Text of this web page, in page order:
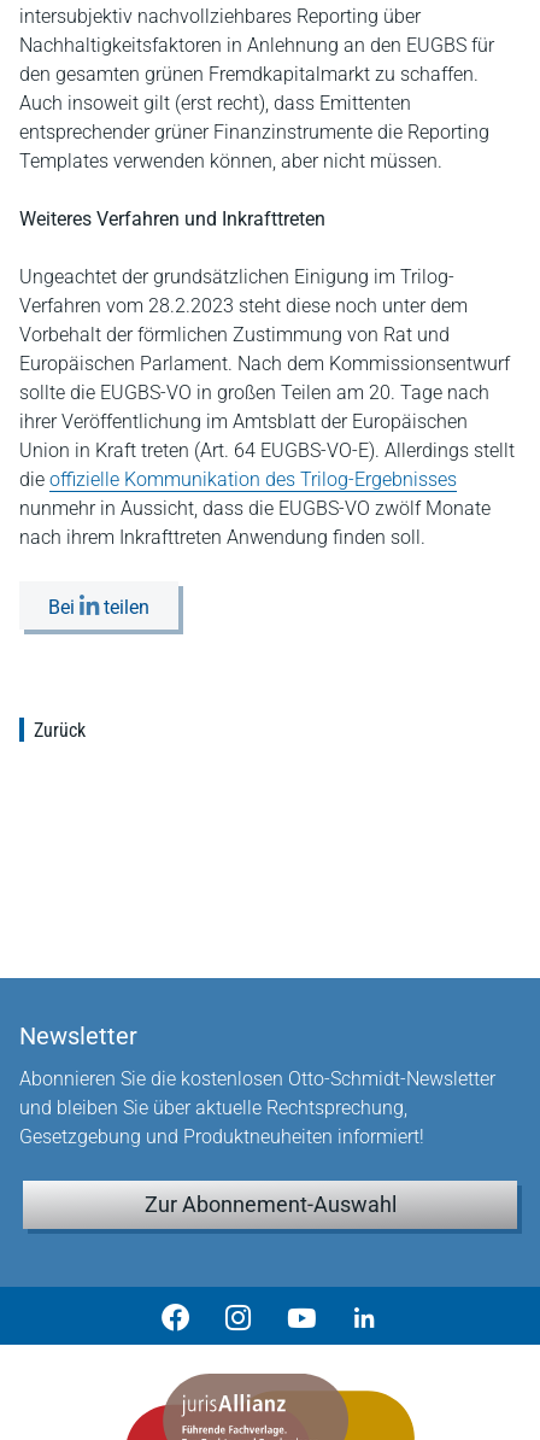
intersubjektiv nachvollziehbares Reporting über
Nachhaltigkeitsfaktoren in Anlehnung an den EUGBS für
den gesamten grünen Fremdkapitalmarkt zu schaffen.
Auch insoweit gilt (erst recht), dass Emittenten
entsprechender grüner Finanzinstrumente die Reporting
Templates verwenden können, aber nicht müssen.
Weiteres Verfahren und Inkrafttreten
Ungeachtet der grundsätzlichen Einigung im Trilog-
Verfahren vom 28.2.2023 steht diese noch unter dem
Vorbehalt der förmlichen Zustimmung von Rat und
Europäischen Parlament. Nach dem Kommissionsentwurf
sollte die EUGBS-VO in großen Teilen am 20. Tage nach
ihrer Veröffentlichung im Amtsblatt der Europäischen
Union in Kraft treten (Art. 64 EUGBS-VO-E). Allerdings stellt
die offizielle Kommunikation des Trilog-Ergebnisses
nunmehr in Aussicht, dass die EUGBS-VO zwölf Monate
nach ihrem Inkrafttreten Anwendung finden soll.
Bei teilen
Zurück
Newsletter
Abonnieren Sie die kostenlosen Otto-Schmidt-Newsletter
und bleiben Sie über aktuelle Rechtsprechung,
Gesetzgebung und Produktneuheiten informiert!
Zur Abonnement-Auswahl